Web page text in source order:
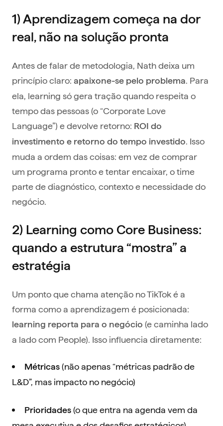
1) Aprendizagem começa na dor
real, não na solução pronta
Antes de falar de metodologia, Nath deixa um
princípio claro: apaixone-se pelo problema . Para
ela, learning só gera tração quando respeita o
tempo das pessoas (o “Corporate Love
Language”) e devolve retorno: ROI do
investimento e retorno do tempo investido . Isso
muda a ordem das coisas: em vez de comprar
um programa pronto e tentar encaixar, o time
parte de diagnóstico, contexto e necessidade do
negócio.
2) Learning como Core Business:
quando a estrutura “mostra” a
estratégia
Um ponto que chama atenção no TikTok é a
forma como a aprendizagem é posicionada:
learning reporta para o negócio (e caminha lado
a lado com People). Isso influencia diretamente:
Métricas (não apenas “métricas padrão de
L&D”, mas impacto no negócio)
Prioridades (o que entra na agenda vem da